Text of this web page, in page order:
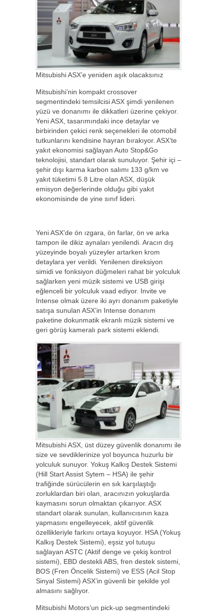
Mitsubishi ASX’e yeniden aşık olacaksınız
Mitsubishi’nin kompakt crossover
segmentindeki temsilcisi ASX şimdi yenilenen
yüzü ve donanımı ile dikkatleri üzerine çekiyor.
Yeni ASX, tasarımındaki ince detaylar ve
birbirinden çekici renk seçenekleri ile otomobil
tutkunlarını kendisine hayran bırakıyor. ASX’te
yakıt ekonomisi sağlayan Auto Stop&Go
teknolojisi, standart olarak sunuluyor. Şehir içi –
şehir dışı karma karbon salımı 133 g/km ve
yakıt tüketimi 5.8 Litre olan ASX, düşük
emisyon değerlerinde olduğu gibi yakıt
ekonomisinde de yine sınıf lideri.
Yeni ASX’de ön ızgara, ön farlar, ön ve arka
tampon ile dikiz aynaları yenilendi. Aracın dış
yüzeyinde boyalı yüzeyler artarken krom
detaylara yer verildi. Yenilenen direksiyon
simidi ve fonksiyon düğmeleri rahat bir yolculuk
sağlarken yeni müzik sistemi ve USB girişi
eğlenceli bir yolculuk vaad ediyor. Invite ve
Intense olmak üzere iki ayrı donanım paketiyle
satışa sunulan ASX’in Intense donanım
paketine dokunmatik ekranlı müzik sistemi ve
geri görüş kameralı park sistemi eklendi.
Mitsubishi ASX, üst düzey güvenlik donanımı ile
size ve sevdiklerinize yol boyunca huzurlu bir
yolculuk sunuyor. Yokuş Kalkış Destek Sistemi
(Hill Start Assist Sytem – HSA) ile şehir
trafiğinde sürücülerin en sık karşılaştığı
zorluklardan biri olan, aracınızın yokuşlarda
kaymasını sorun olmaktan çıkarıyor. ASX
standart olarak sunulan, kullanıcısının kaza
yapmasını engelleyecek, aktif güvenlik
özellikleriyle farkını ortaya koyuyor. HSA (Yokuş
Kalkış Destek Sistemi), eşsiz yol tutuşu
sağlayan ASTC (Aktif denge ve çekiş kontrol
sistemi), EBD destekli ABS, fren destek sistemi,
BOS (Fren Öncelik Sistemi) ve ESS (Acil Stop
Sinyal Sistemi) ASX’in güvenli bir şekilde yol
almasını sağlıyor.
Mitsubishi Motors’un pick-up segmentindeki